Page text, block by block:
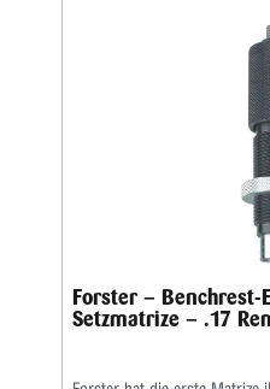
Forster – Benchrest-
Setzmatrize – .17